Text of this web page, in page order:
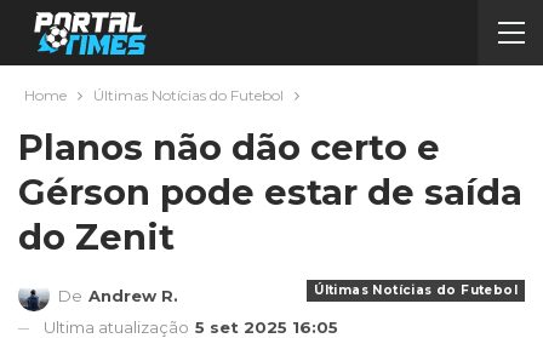
Home Últimas Notícias do Futebol
Planos não dão certo e
Gérson pode estar de saída
do Zenit
Últimas Notícias do Futebol
De Andrew R.
Ultima atualização 5 set 2025 16:05